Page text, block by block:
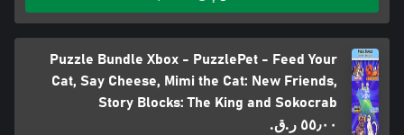
Puzzle Bundle Xbox - PuzzlePet - Feed Your
Cat, Say Cheese, Mimi the Cat: New Friends,
Story Blocks: The King and Sokocrab
٥٥٫٠٠ ر.ق.‏